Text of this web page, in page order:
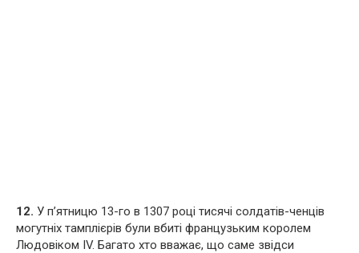
12. У п’ятницю 13-го в 1307 році тисячі солдатів-ченців
могутніх тамплієрів були вбиті французьким королем
Людовіком IV. Багато хто вважає, що саме звідси